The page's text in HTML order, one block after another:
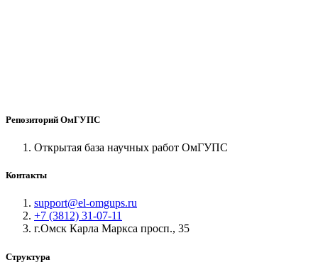
Репозиторий ОмГУПС
Открытая база научных работ ОмГУПС
Контакты
support@el-omgups.ru
+7 (3812) 31-07-11
г.Омск Карла Маркса просп., 35
Структура